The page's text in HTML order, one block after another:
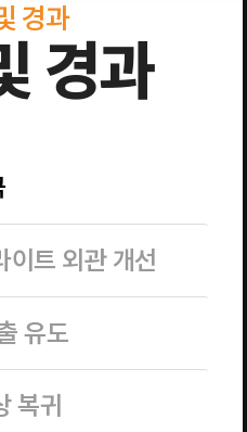
경과
경과
이트 외관 개선
유도
복귀